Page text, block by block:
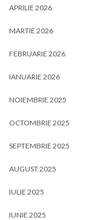
APRILIE 2026
MARTIE 2026
FEBRUARIE 2026
IANUARIE 2026
NOIEMBRIE 2025
OCTOMBRIE 2025
SEPTEMBRIE 2025
AUGUST 2025
IULIE 2025
IUNIE 2025